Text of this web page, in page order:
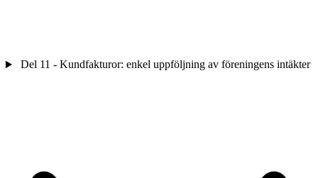
Del 11 - Kundfakturor: enkel uppföljning av föreningens intäkter